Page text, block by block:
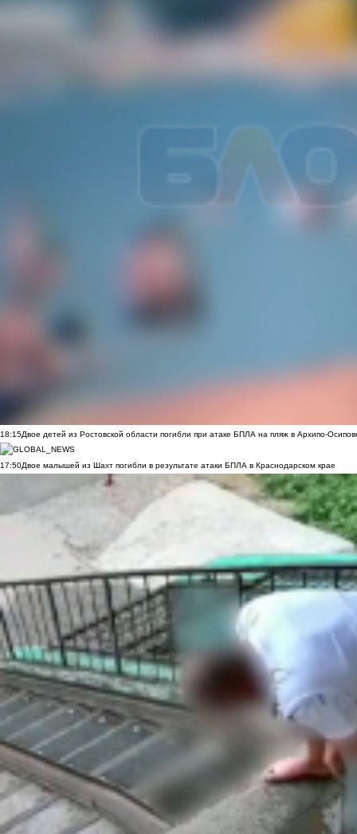
18:15Двое детей из Ростовской области погибли при атаке БПЛА на пляж в Архипо-
17:50Двое малышей из Шахт погибли в результате атаки БПЛА в Краснодарском крае